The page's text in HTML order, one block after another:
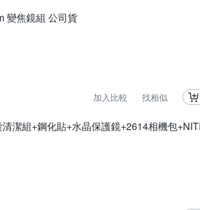
變焦鏡組 公司貨
加入比較 找相似
潔組+鋼化貼+水晶保護鏡+2614相機包